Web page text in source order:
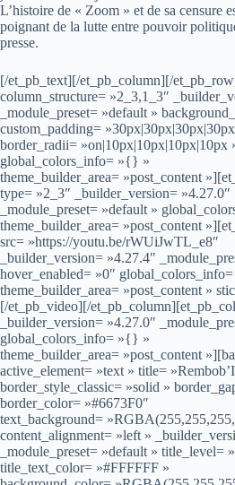
L’histoire de « Zoom » et de sa censure
poignant de la lutte entre pouvoir
presse.
[/et_pb_text][/et_pb_column][/
column_structure= »2_3,1_3″
_module_preset= »default »
custom_padding=
border_radii= »on|10px|10px|10px|10px
global_colors_info= »{} »
theme_builder_area= »post_content
type= »2_3″ _builder_version= »4.27.0″
_module_preset= »default »
theme_builder_area= »post_content
src= »https://youtu.be/rWUiJwTL_e8″
_builder_version= »4.27.4″
hover_enabled= »0″
theme_builder_area= »post_content »
[/et_pb_video][/
_builder_version= »4.27.0″
global_colors_info= »{} »
theme_builder_area= »post_content
active_element= »text » title=
border_style_classic= »solid »
border_color= »#6673F0″
text_background=
content_alignment= »left »
_module_preset= »default » title_level=
title_text_color= »#FFFFFF »